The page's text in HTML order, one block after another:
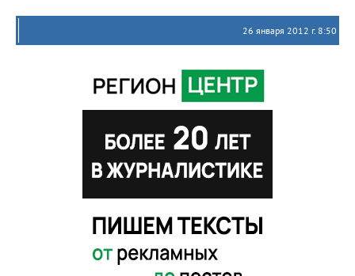
26 января 2012 г. 8:50